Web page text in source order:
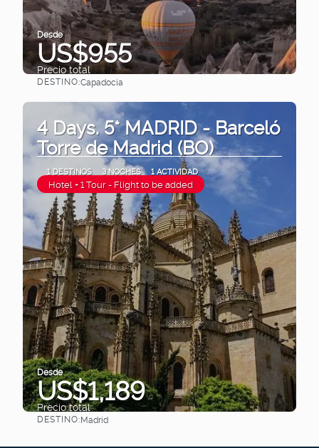
Desde
US$955
Precio total
DESTINO:Capadocia
4 Days. 5* MADRID - Barceló
Torre de Madrid (BO)
1 DESTINOS 3 NOCHES 1 ACTIVIDAD
Hotel + 1 Tour - Flight to be added
Desde
US$1,189
Precio total
DESTINO:Madrid